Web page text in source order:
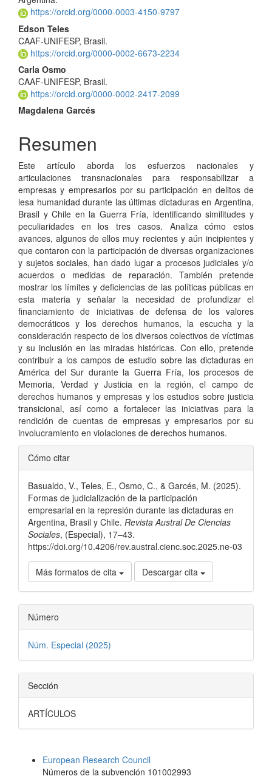
del
artículo
https://orcid.org/0000-0003-4150-9797
Edson Teles
CAAF-UNIFESP, Brasil.
https://orcid.org/0000-0002-6673-2234
Carla Osmo
CAAF-UNIFESP, Brasil.
https://orcid.org/0000-0002-2417-2099
Magdalena Garcés
Resumen
Este artículo aborda los esfuerzos nacionales y
articulaciones transnacionales para responsabilizar a
empresas y empresarios por su participación en delitos de
lesa humanidad durante las últimas dictaduras en Argentina,
Brasil y Chile en la Guerra Fría, identificando similitudes y
peculiaridades en los tres casos. Analiza cómo estos
avances, algunos de ellos muy recientes y aún incipientes y
que contaron con la participación de diversas organizaciones
y sujetos sociales, han dado lugar a procesos judiciales y/o
acuerdos o medidas de reparación. También pretende
mostrar los límites y deficiencias de las políticas públicas en
esta materia y señalar la necesidad de profundizar el
financiamiento de iniciativas de defensa de los valores
democráticos y los derechos humanos, la escucha y la
consideración respecto de los diversos colectivos de víctimas
y su inclusión en las miradas históricas. Con ello, pretende
contribuir a los campos de estudio sobre las dictaduras en
América del Sur durante la Guerra Fría, los procesos de
Memoria, Verdad y Justicia en la región, el campo de
derechos humanos y empresas y los estudios sobre justicia
transicional, así como a fortalecer las iniciativas para la
rendición de cuentas de empresas y empresarios por su
involucramiento en violaciones de derechos humanos.
Detalles
del
artículo
Cómo citar
Basualdo, V., Teles, E., Osmo, C., & Garcés, M. (2025).
Formas de judicialización de la participación
empresarial en la represión durante las dictaduras en
Argentina, Brasil y Chile. Revista Austral De Ciencias
Sociales, (Especial), 17–43.
https://doi.org/10.4206/rev.austral.cienc.soc.2025.ne-03
Más formatos de cita Descargar cita
Número
Núm. Especial (2025)
Sección
ARTÍCULOS
European Research Council
Números de la subvención 101002993